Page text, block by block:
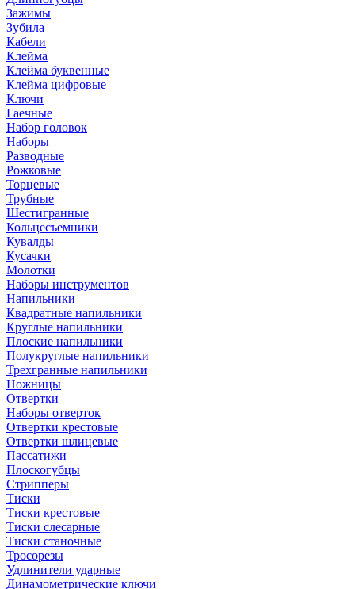
Зажимы
Зубила
Кабели
Клейма
Клейма буквенные
Клейма цифровые
Ключи
Гаечные
Набор головок
Наборы
Разводные
Рожковые
Торцевые
Трубные
Шестигранные
Кольцесъемники
Кувалды
Кусачки
Молотки
Наборы инструментов
Напильники
Квадратные напильники
Круглые напильники
Плоские напильники
Полукруглые напильники
Трехгранные напильники
Ножницы
Отвертки
Наборы отверток
Отвертки крестовые
Отвертки шлицевые
Пассатижи
Плоскогубцы
Стрипперы
Тиски
Тиски крестовые
Тиски слесарные
Тиски станочные
Тросорезы
Удлинители ударные
Динамометрические ключи